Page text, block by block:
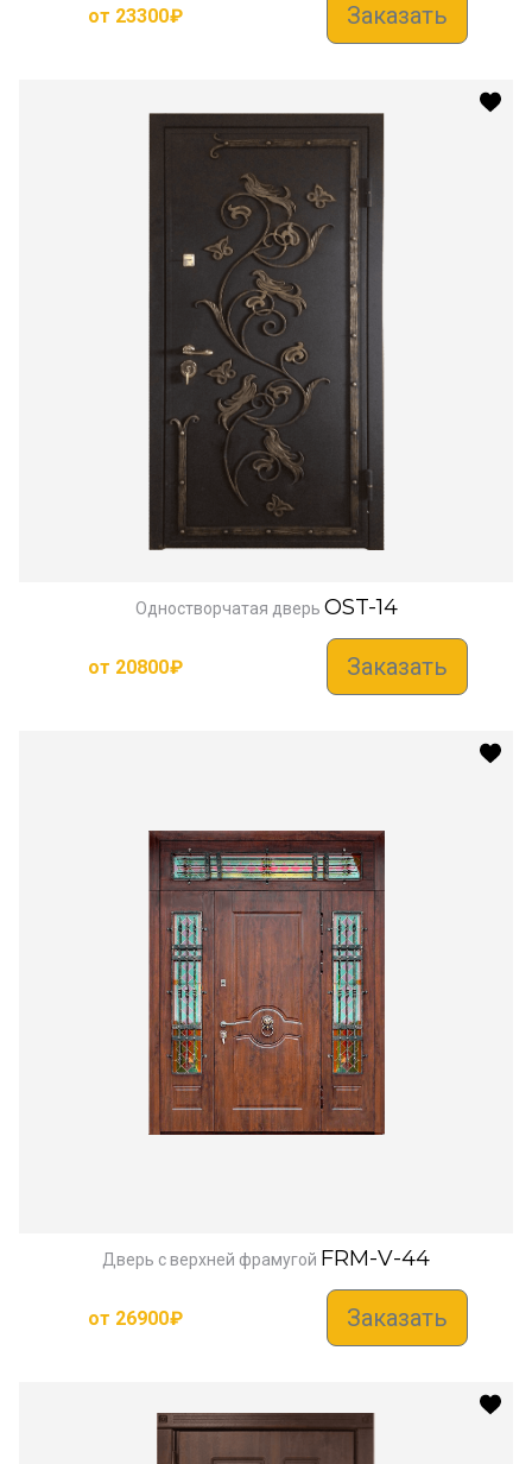
от 23300₽ Заказать
Одностворчатая дверь OST-14
от 20800₽ Заказать
Дверь с верхней фрамугой FRM-V-44
от 26900₽ Заказать